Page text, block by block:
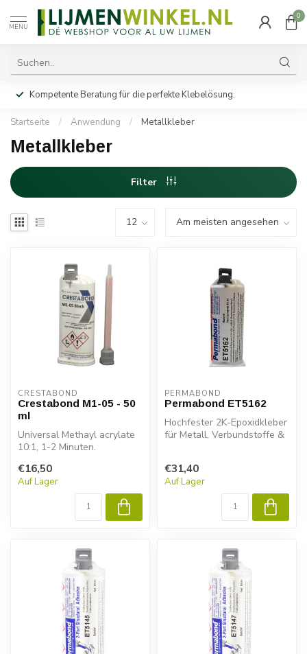
MENU
0
Kompetente Beratung für die perfekte Klebelösung.
Startseite / Anwendung / Metallkleber
Metallkleber
Filter
CRESTABOND
Crestabond M1-05 - 50
ml
Universal Methayl acrylate
10:1, 1-2 Minuten.
€16,50
Auf Lager
PERMABOND
Permabond ET5162
Hochfester 2K-Epoxidkleber
für Metall, Verbundstoffe &
€31,40
Auf Lager